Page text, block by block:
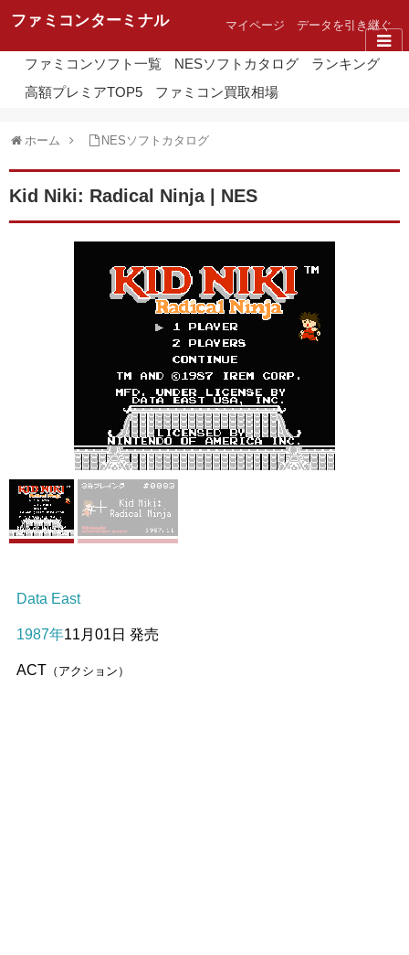
ファミコンターミナル マイページ データを引き継ぐ
ファミコンソフト一覧 NESソフトカタログ
ランキング
高額プレミアTOP5
ファミコン買取相場
ホーム NESソフトカタログ
Kid Niki: Radical Ninja | NES
Data East
1987年11月01日 発売
ACT （アクション）